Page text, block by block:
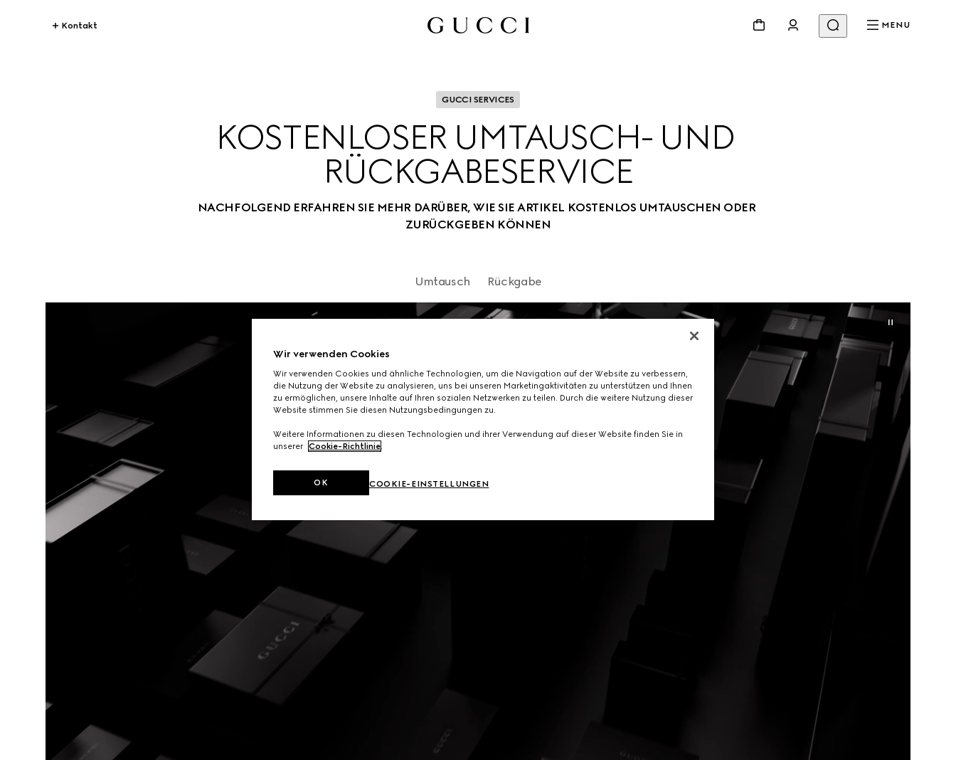
Kontakt MENU
GUCCI SERVICES
KOSTENLOSER UMTAUSCH- UND
RÜCKGABESERVICE
NACHFOLGEND ERFAHREN SIE MEHR DARÜBER, WIE SIE ARTIKEL KOSTENLOS UMTAUSCHEN ODER
ZURÜCKGEBEN KÖNNEN
Umtausch Rückgabe
Wir verwenden Cookies
Wir verwenden Cookies und ähnliche Technologien, um die Navigation auf der Website zu verbessern,
die Nutzung der Website zu analysieren, uns bei unseren Marketingaktivitäten zu unterstützen und Ihnen
zu ermöglichen, unsere Inhalte auf Ihren sozialen Netzwerken zu teilen. Durch die weitere Nutzung dieser
Website stimmen Sie diesen Nutzungsbedingungen zu.
Weitere Informationen zu diesen Technologien und ihrer Verwendung auf dieser Website finden Sie in
unserer Cookie-Richtlinie.
COOKIE-EINSTELLUNGEN
OK